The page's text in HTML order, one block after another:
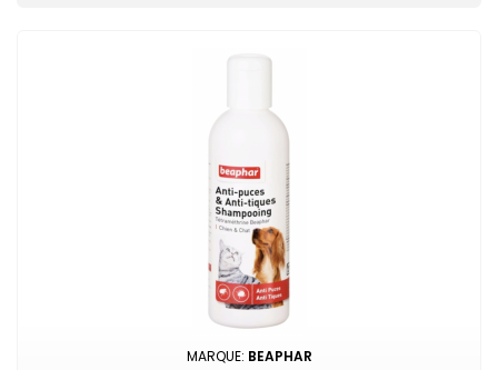
MARQUE: BEAPHAR